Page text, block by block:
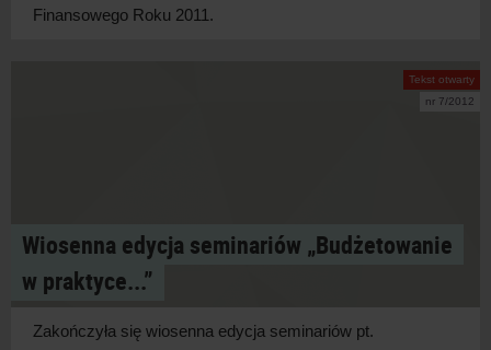
Finansowego Roku 2011.
Tekst otwarty
nr 7/2012
Wiosenna edycja seminariów „Budżetowanie
w praktyce...”
Zakończyła się wiosenna edycja seminariów pt.